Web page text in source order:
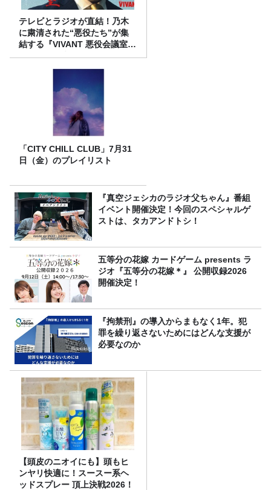
テレビとラジオが直結！乃木
に粛清された“悪役たち”が集
結する『VIVANT 悪役会議室』
7/26(日)23時スタート！
「CITY CHILL CLUB」7月31
日（金）のプレイリスト
『真空ジェシカのラジオ父ちゃん』番組
イベント開催決定！今回のスペシャルゲ
ストは、タカアンドトシ！
五等分の花嫁 カードゲーム presents ラ
ジオ『五等分の花嫁＊』 公開収録2026
開催決定！
『拘禁刑』の導入からまもなく1年。犯
罪を繰り返さないためにはどんな支援が
必要なのか
【頭皮のニオイにも】頭もヒ
ンヤリ快適に！スースー系ヘ
ッドスプレー 頂上決戦2026！